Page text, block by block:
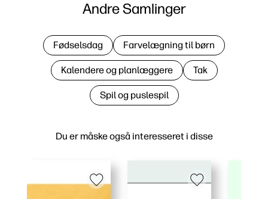
Du er måske også interesseret i disse
Andre Samlinger
Fødselsdag Farvelægning til børn
Kalendere og planlæggere Tak
Spil og puslespil